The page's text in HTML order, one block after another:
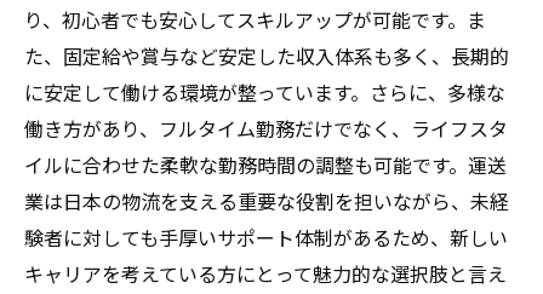
り、初心者でも安心してスキルアップが可能です。ま
た、固定給や賞与など安定した収入体系も多く、長期的
に安定して働ける環境が整っています。さらに、多様な
働き方があり、フルタイム勤務だけでなく、ライフスタ
イルに合わせた柔軟な勤務時間の調整も可能です。運送
業は日本の物流を支える重要な役割を担いながら、未経
験者に対しても手厚いサポート体制があるため、新しい
キャリアを考えている方にとって魅力的な選択肢と言え